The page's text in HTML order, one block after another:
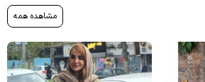
مشاهده همه